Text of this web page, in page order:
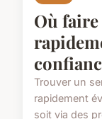
Où
Trouver un
rapidement
soit via des